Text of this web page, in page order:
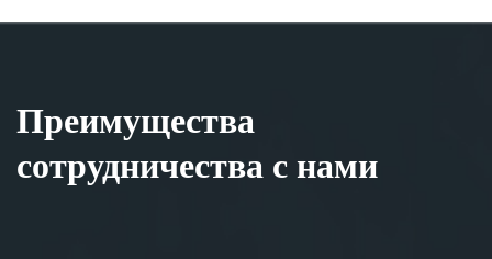
Преимущества
сотрудничества с нами